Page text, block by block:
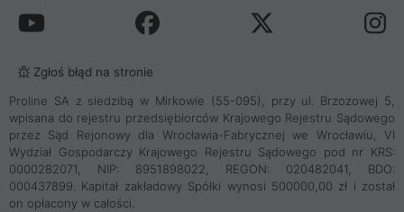
Zgłoś błąd na stronie
Proline SA z siedzibą w Mirkowie (55-095), przy ul. Brzozowej 5,
wpisana do rejestru przedsiębiorców Krajowego Rejestru Sądowego
przez Sąd Rejonowy dla Wrocławia-Fabrycznej we Wrocławiu, VI
Wydział Gospodarczy Krajowego Rejestru Sądowego pod nr KRS:
0000282071, NIP: 8951898022, REGON: 020482041, BDO:
000437899. Kapitał zakładowy Spółki wynosi 500000,00 zł i został
on opłacony w całości.